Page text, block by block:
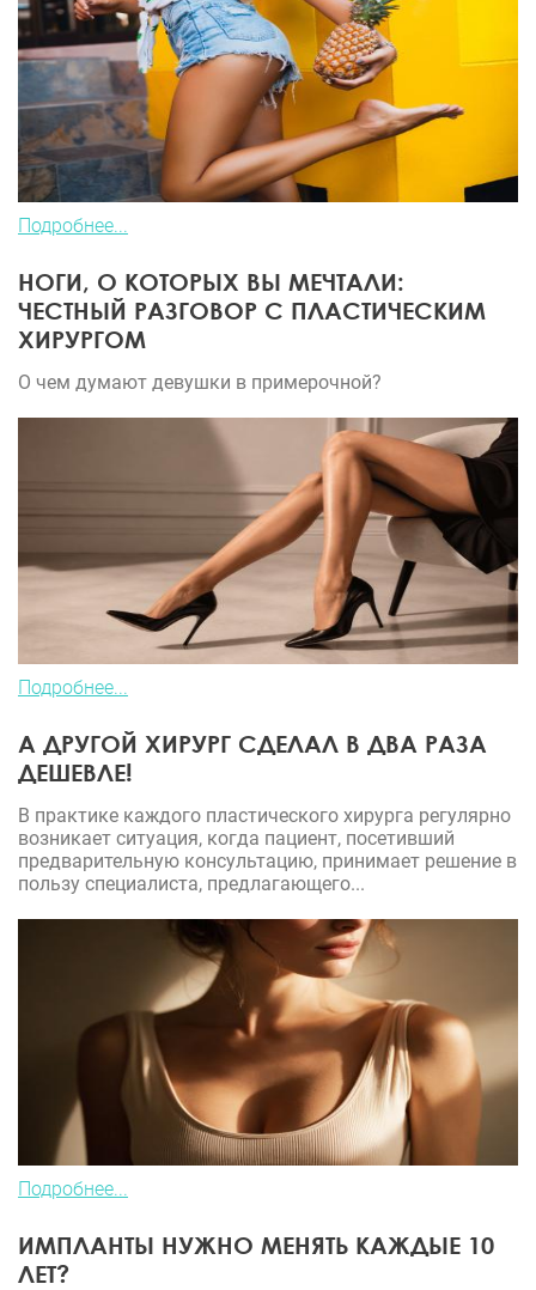
Подробнее...
НОГИ, О КОТОРЫХ ВЫ МЕЧТАЛИ:
ЧЕСТНЫЙ РАЗГОВОР С ПЛАСТИЧЕСКИМ
ХИРУРГОМ
О чем думают девушки в примерочной?
Подробнее...
А ДРУГОЙ ХИРУРГ СДЕЛАЛ В ДВА РАЗА
ДЕШЕВЛЕ!
В практике каждого пластического хирурга регулярно
возникает ситуация, когда пациент, посетивший
предварительную консультацию, принимает решение в
пользу специалиста, предлагающего...
Подробнее...
ИМПЛАНТЫ НУЖНО МЕНЯТЬ КАЖДЫЕ 10
ЛЕТ?